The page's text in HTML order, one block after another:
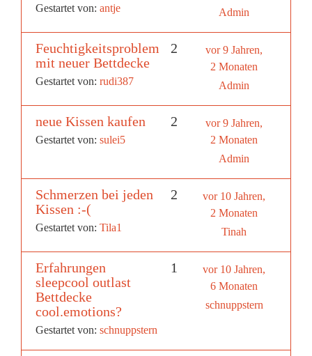
Gestartet von: antje
Admin
Feuchtigkeitsproblem
mit neuer Bettdecke
Gestartet von: rudi387
2
vor 9 Jahren,
2 Monaten
Admin
neue Kissen kaufen
Gestartet von: sulei5
2
vor 9 Jahren,
2 Monaten
Admin
Schmerzen bei jeden
Kissen :-(
Gestartet von: Tila1
2
vor 10 Jahren,
2 Monaten
Tinah
Erfahrungen
sleepcool outlast
Bettdecke
cool.emotions?
Gestartet von: schnuppstern
1
vor 10 Jahren,
6 Monaten
schnuppstern